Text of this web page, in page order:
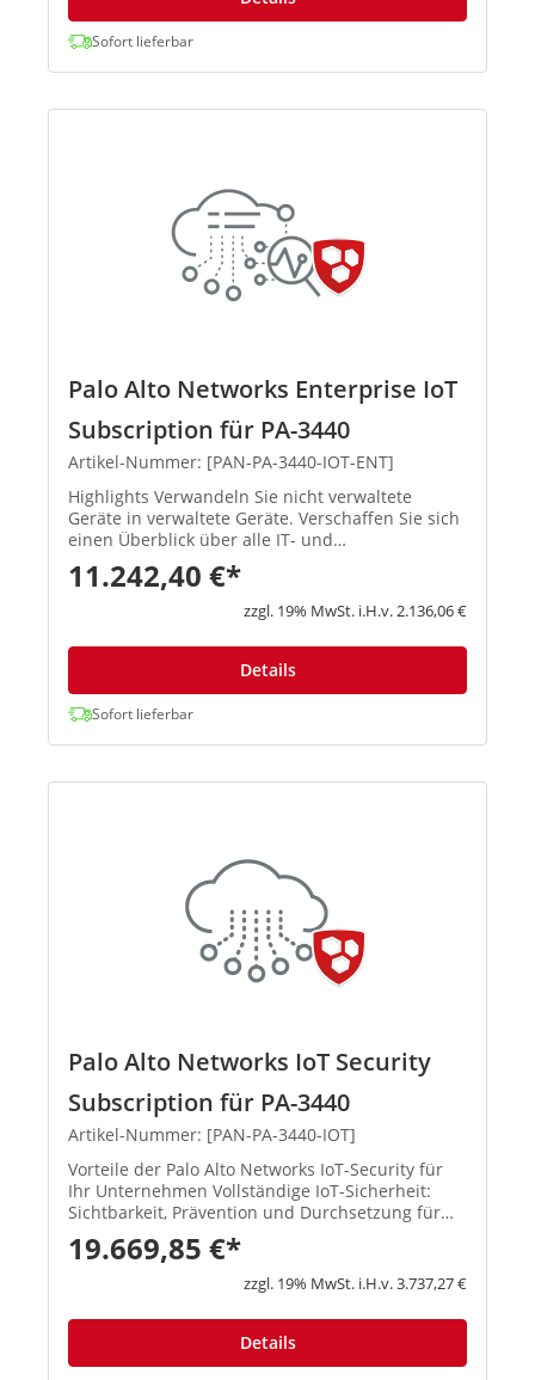
Sofort lieferbar
Palo Alto Networks Enterprise IoT
Subscription für PA-3440
Artikel-Nummer: [PAN-PA-3440-IOT-ENT]
Highlights Verwandeln Sie nicht verwaltete
Geräte in verwaltete Geräte. Verschaffen Sie sich
einen Überblick über alle IT- und
angeschlossenen Netzwerkgeräte Geräte, und
kontrollieren Sie den größten Risikofaktor -
unbekannte Geräte. Erhalten Sie...
11.242,40 €*
zzgl. 19% MwSt. i.H.v. 2.136,06 €
Details
Sofort lieferbar
Palo Alto Networks IoT Security
Subscription für PA-3440
Artikel-Nummer: [PAN-PA-3440-IOT]
Vorteile der Palo Alto Networks IoT-Security für
Ihr Unternehmen Vollständige IoT-Sicherheit:
Sichtbarkeit, Prävention und Durchsetzung für
jedes Gerät im Netzwerk von einer einzigen
Plattform aus Die integrierte Prävention stoppt
19.669,85 €*
zzgl. 19% MwSt. i.H.v. 3.737,27 €
Details